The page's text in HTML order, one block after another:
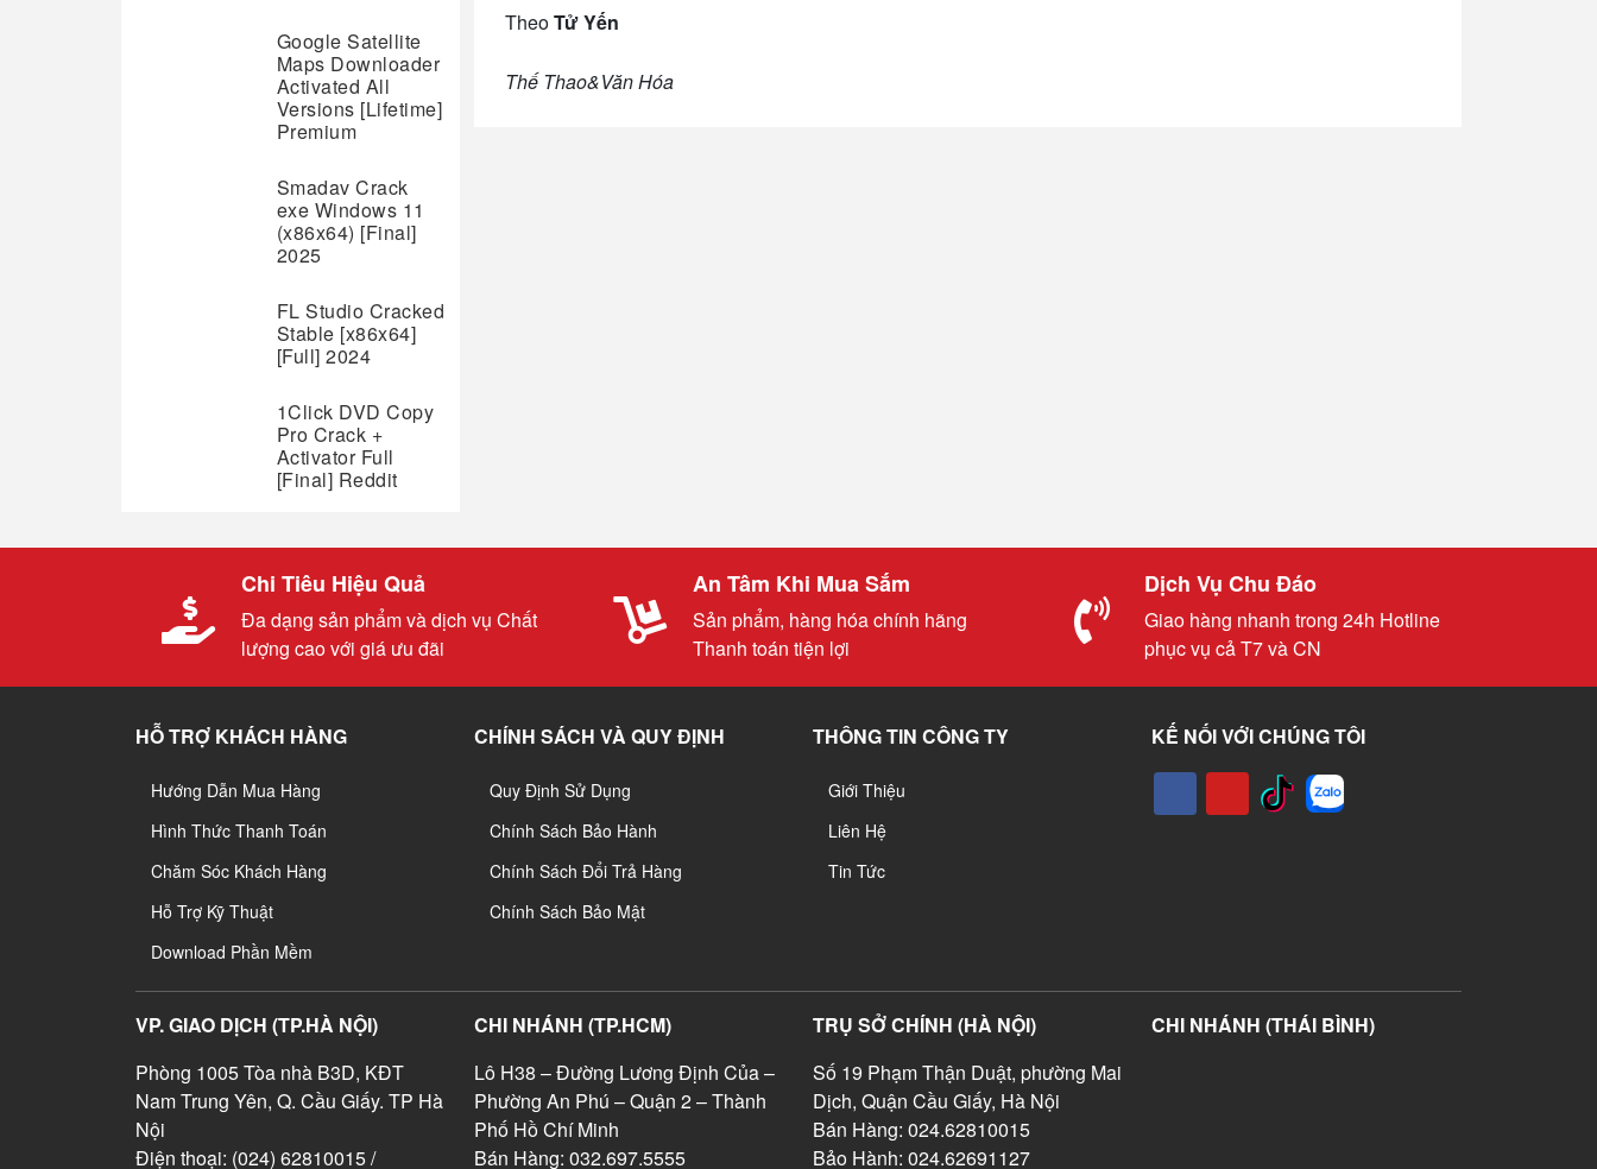
Google Satellite
Maps Downloader
Activated All
Versions [Lifetime]
Premium
Smadav Crack
exe Windows 11
(x86x64) [Final]
2025
FL Studio Cracked
Stable [x86x64]
[Full] 2024
1Click DVD Copy
Pro Crack +
Activator Full
[Final] Reddit
TheoTử Yến
Thế Thao&Văn Hóa
Chi Tiêu Hiệu Quả
Đa dạng sản phẩm và dịch vụ Chất
lượng cao với giá ưu đãi
An Tâm Khi Mua Sắm
Sản phẩm, hàng hóa chính hãng
Thanh toán tiện lợi
Dịch Vụ Chu Đáo
Giao hàng nhanh trong 24h Hotline
phục vụ cả T7 và CN
HỖ TRỢ KHÁCH HÀNG
Hướng Dẫn Mua Hàng
Hình Thức Thanh Toán
Chăm Sóc Khách Hàng
Hỗ Trợ Kỹ Thuật
Download Phần Mềm
CHÍNH SÁCH VÀ QUY ĐỊNH
Quy Định Sử Dụng
Chính Sách Bảo Hành
Chính Sách Đổi Trả Hàng
Chính Sách Bảo Mật
THÔNG TIN CÔNG TY
Giới Thiệu
Liên Hệ
Tin Tức
KẾ NỐI VỚI CHÚNG TÔI
VP. GIAO DỊCH (TP.HÀ NỘI)
Phòng 1005 Tòa nhà B3D, KĐT
Nam Trung Yên, Q. Cầu Giấy. TP Hà
Nội
Điện thoại: (024) 62810015 /
CHI NHÁNH (TP.HCM)
Lô H38 – Đường Lương Định Của –
Phường An Phú – Quận 2 – Thành
Phố Hồ Chí Minh
Bán Hàng: 032.697.5555
TRỤ SỞ CHÍNH (HÀ NỘI)
Số 19 Phạm Thận Duật, phường Mai
Dịch, Quận Cầu Giấy, Hà Nội
Bán Hàng: 024.62810015
Bảo Hành: 024.62691127
CHI NHÁNH (THÁI BÌNH)